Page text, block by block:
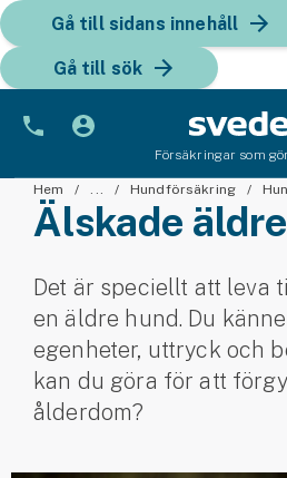
Gå till sidans innehåll
Gå till sök
Försäkringar som
Bil
Bilförsäkring för företag
Fordon
Snöskoterförsäkring
Hem ... Hundförsäkring
Älskade
Det är speciellt att leva
en äldre hund. Du
egenheter, uttryck och
kan du göra för att
ålderdom?